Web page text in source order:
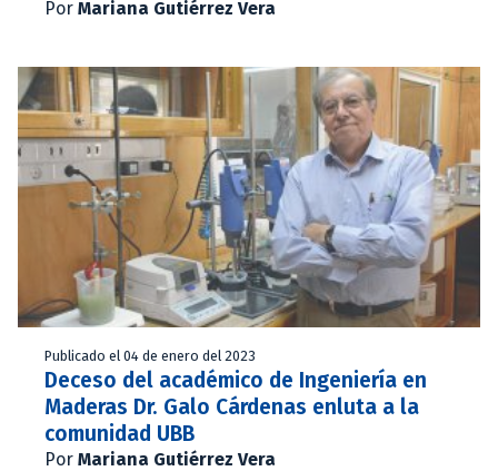
Por Mariana Gutiérrez Vera
Publicado el 04 de enero del 2023
Deceso del académico de Ingeniería en
Maderas Dr. Galo Cárdenas enluta a la
comunidad UBB
Por Mariana Gutiérrez Vera